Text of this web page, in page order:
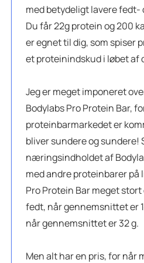
med betydeligt lavere
Du får 22g protein og 200
er egnet til dig, som spiser
et proteinindskud i løbet af
Jeg er meget imponeret
Bodylabs Pro Protein Bar,
proteinbarmarkedet er
bliver sundere og sundere!
næringsindholdet af
med andre proteinbarer på
Pro Protein Bar meget stort
fedt, når gennemsnittet er
når gennemsnittet er 32 g.
Men alt har en pris, for når